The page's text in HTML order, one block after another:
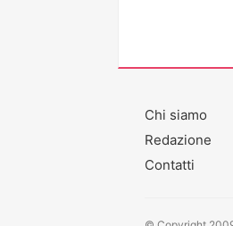
Chi siamo
Redazione
Contatti